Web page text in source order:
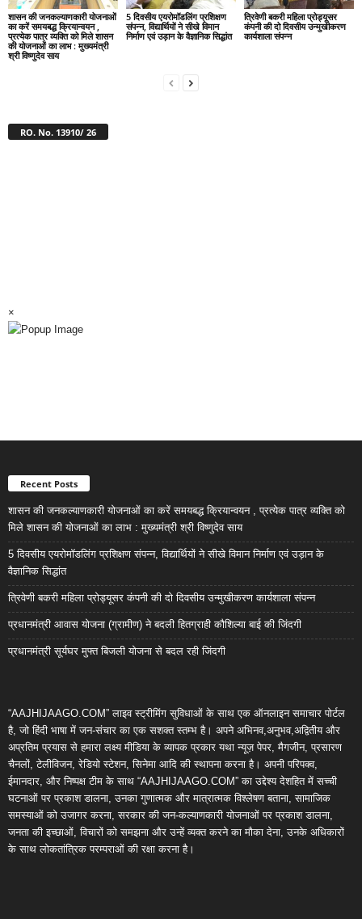
शासन की जनकल्याणकारी योजनाओं
का करें समयबद्ध क्रियान्वयन ,
प्रत्येक पात्र व्यक्ति को मिले शासन
की योजनाओं का लाभ : मुख्यमंत्री
श्री विष्णुदेव साय
5 दिवसीय एयरोमॉडलिंग प्रशिक्षण
संपन्न, विद्यार्थियों ने सीखे विमान
निर्माण एवं उड़ान के वैज्ञानिक सिद्धांत
त्रिवेणी बकरी महिला प्रोड्यूसर
कंपनी की दो दिवसीय उन्मुखीकरण
कार्यशाला संपन्न
RO. No. 13910/ 26
×
Recent Posts
शासन की जनकल्याणकारी योजनाओं का करें समयबद्ध क्रियान्वयन , प्रत्येक पात्र व्यक्ति को
मिले शासन की योजनाओं का लाभ : मुख्यमंत्री श्री विष्णुदेव साय
5 दिवसीय एयरोमॉडलिंग प्रशिक्षण संपन्न, विद्यार्थियों ने सीखे विमान निर्माण एवं उड़ान के
वैज्ञानिक सिद्धांत
त्रिवेणी बकरी महिला प्रोड्यूसर कंपनी की दो दिवसीय उन्मुखीकरण कार्यशाला संपन्न
प्रधानमंत्री आवास योजना (ग्रामीण) ने बदली हितग्राही कौशिल्या बाई की जिंदगी
प्रधानमंत्री सूर्यघर मुफ्त बिजली योजना से बदल रही जिंदगी
“AAJHIJAAGO.COM” लाइव स्ट्रीमिंग सुविधाओं के साथ एक ऑनलाइन समाचार पोर्टल
है, जो हिंदी भाषा में जन-संचार का एक सशक्त स्तम्भ है। अपने अभिनव,अनुभव,अद्वितीय और
अप्रतिम प्रयास से हमारा लक्ष्य मीडिया के व्यापक प्रकार यथा न्यूज़ पेपर, मैगजीन, प्रसारण
चैनलों, टेलीविजन, रेडियो स्टेशन, सिनेमा आदि की स्थापना करना है। अपनी परिपक्व,
ईमानदार, और निष्पक्ष टीम के साथ “AAJHIJAAGO.COM” का उद्देश्य देशहित में सच्ची
घटनाओं पर प्रकाश डालना, उनका गुणात्मक और मात्रात्मक विश्लेषण बताना, सामाजिक
समस्याओं को उजागर करना, सरकार की जन-कल्याणकारी योजनाओं पर प्रकाश डालना,
जनता की इच्छाओं, विचारों को समझना और उन्हें व्यक्त करने का मौका देना, उनके अधिकारों
के साथ लोकतांत्रिक परम्पराओं की रक्षा करना है।